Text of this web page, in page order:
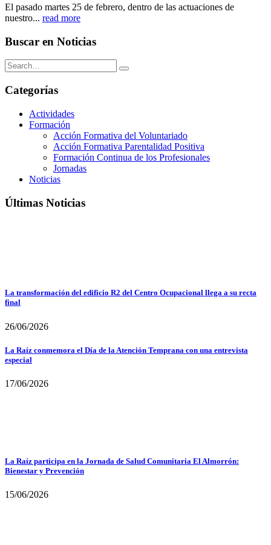
El pasado martes 25 de febrero, dentro de las actuaciones de
nuestro... read more
Buscar en Noticias
Categorías
Actividades
Formación
Acción Formativa del Voluntariado
Acción Formativa Parentalidad Positiva
Formación Continua de los Profesionales
Jornadas
Noticias
Últimas Noticias
La transformación del edificio R2 del Centro Ocupacional llega a su recta
final
26/06/2026
La Raíz conmemora el Día de la Atención Temprana con una entrevista
especial
17/06/2026
La Raíz participa en la Jornada de Salud Comunitaria El Almorrón:
Bienestar y Prevención
15/06/2026